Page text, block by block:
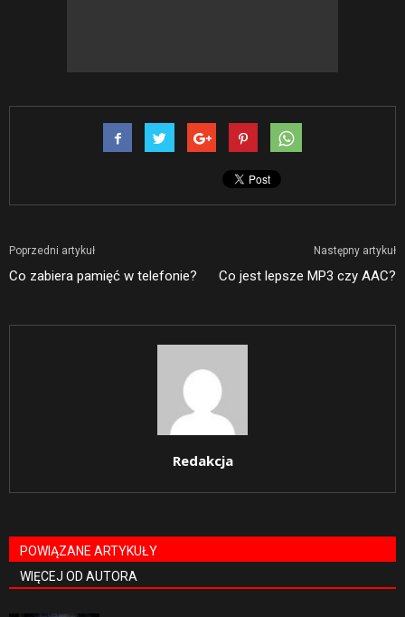
Poprzedni artykuł
Co zabiera pamięć w telefonie?
Następny artykuł
Co jest lepsze MP3 czy AAC?
Redakcja
POWIĄZANE ARTYKUŁY
WIĘCEJ OD AUTORA